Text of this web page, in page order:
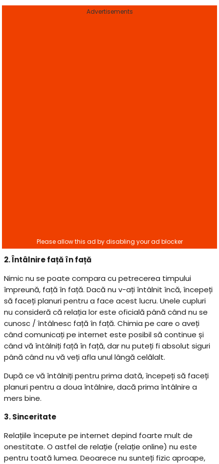
Advertisements
2. Întâlnire față în față
Nimic nu se poate compara cu petrecerea timpului
împreună, față în față. Dacă nu v-ați întâlnit încă, începeți
să faceți planuri pentru a face acest lucru. Unele cupluri
nu consideră că relația lor este oficială până când nu se
cunosc / întâlnesc față în față. Chimia pe care o aveți
când comunicați pe internet este posibil să continue și
când vă întâlniți față în față, dar nu puteți fi absolut siguri
până când nu vă veți afla unul lângă celălalt.
După ce vă întâlniți pentru prima dată, începeți să faceți
planuri pentru a doua întâlnire, dacă prima întâlnire a
mers bine.
3. Sinceritate
Relațiile începute pe internet depind foarte mult de
onestitate. O astfel de relație (relație online) nu este
pentru toată lumea. Deoarece nu sunteți fizic aproape,